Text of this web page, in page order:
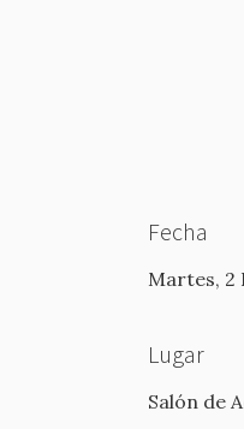
Fecha
Martes, 2
Lugar
Salón de